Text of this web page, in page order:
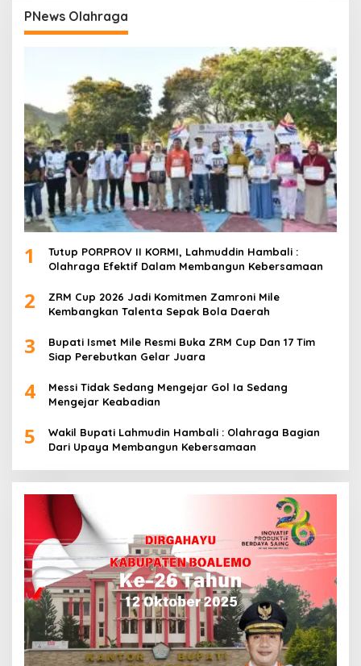
PNews Olahraga
1
Tutup PORPROV II KORMI, Lahmuddin Hambali :
Olahraga Efektif Dalam Membangun Kebersamaan
2
ZRM Cup 2026 Jadi Komitmen Zamroni Mile
Kembangkan Talenta Sepak Bola Daerah
3
Bupati Ismet Mile Resmi Buka ZRM Cup Dan 17 Tim
Siap Perebutkan Gelar Juara
4
Messi Tidak Sedang Mengejar Gol Ia Sedang
Mengejar Keabadian
5
Wakil Bupati Lahmudin Hambali : Olahraga Bagian
Dari Upaya Membangun Kebersamaan